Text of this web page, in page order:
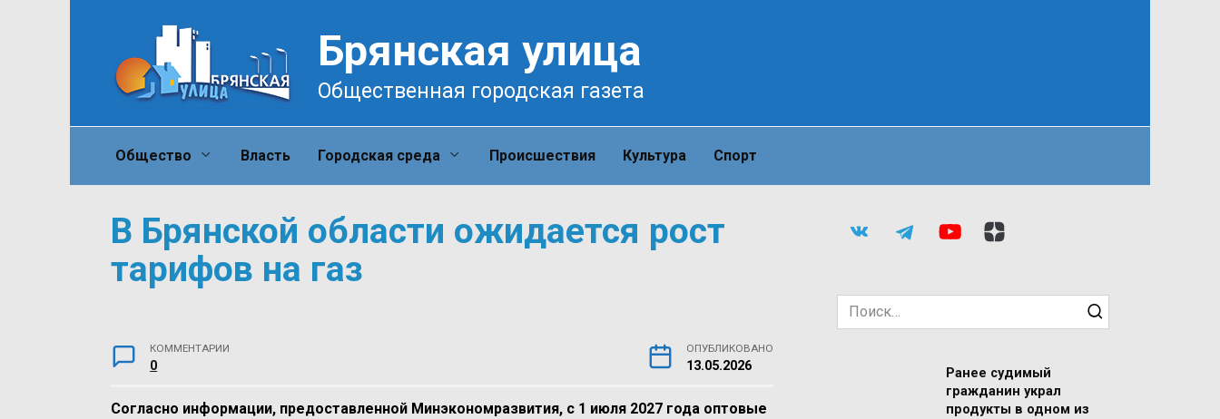
Брянская улица
Общественная городская газета
Общество Власть Городская среда Происшествия Культура Спорт
В Брянской области ожидается рост
тарифов на газ
КОММЕНТАРИИ
0
ОПУБЛИКОВАНО
13.05.2026
Согласно информации, предоставленной Минэкономразвития, с 1 июля 2027 года оптовые
Search
for:
Ранее судимый
гражданин украл
продукты в одном из